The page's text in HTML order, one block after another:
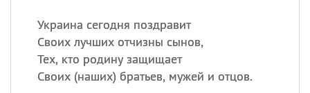
Украина сегодня поздравит
Своих лучших отчизны сынов,
Тех, кто родину защищает
Своих (наших) братьев, мужей и отцов.